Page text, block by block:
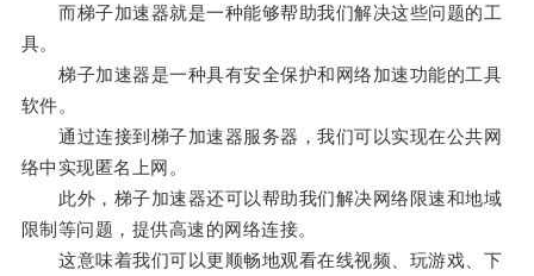
而梯子加速器就是一种能够帮助我们解决这些问题的工
具。
梯子加速器是一种具有安全保护和网络加速功能的工具
软件。
通过连接到梯子加速器服务器，我们可以实现在公共网
络中实现匿名上网。
此外，梯子加速器还可以帮助我们解决网络限速和地域
限制等问题，提供高速的网络连接。
这意味着我们可以更顺畅地观看在线视频、玩游戏、下